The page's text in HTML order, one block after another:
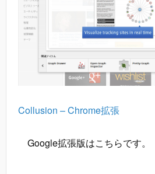
Collusion – Chrome拡張
Google拡張版はこちらです。